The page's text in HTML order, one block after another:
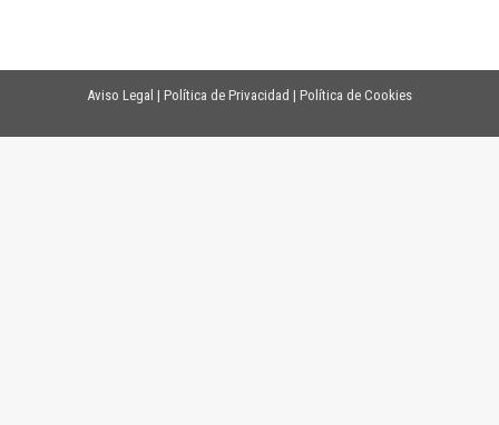
Aviso Legal | Política de Privacidad | Política de Cookies